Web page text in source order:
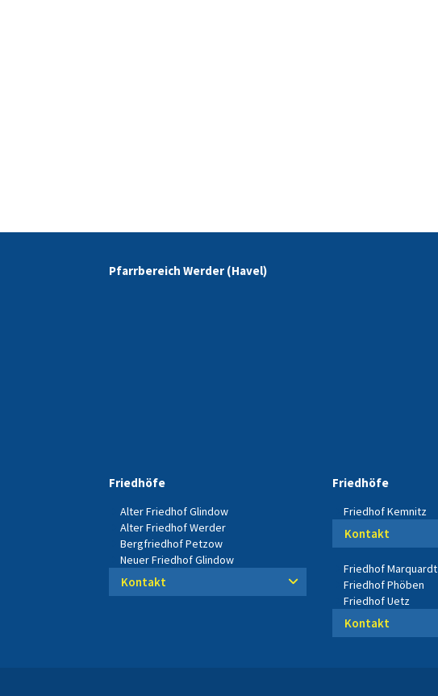
Pfarrbereich Werder (Havel)
Friedhöfe
Alter Friedhof Glindow
Alter Friedhof Werder
Bergfriedhof Petzow
Neuer Friedhof Glindow
Kontakt
Friedhöfe
Friedhof Kemnitz
Kontakt
Friedhof Marquardt
Friedhof Phöben
Friedhof Uetz
Kontakt